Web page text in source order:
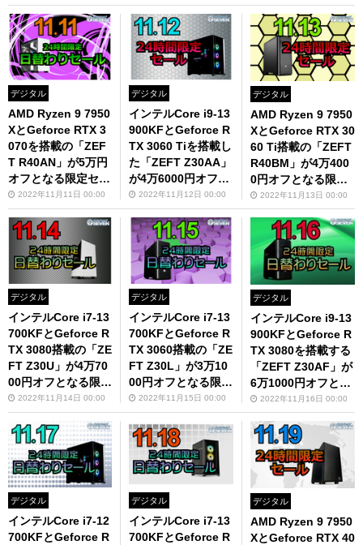
中
催！
デジタル
AMD Ryzen 9 7950
XとGeforce RTX 3
070を搭載の「ZEF
T R40AN」が5万円
オフとなる限定セー
ルを開催！
2022年11月11日 00:00
デジタル
インテルCore i9-13
900KFとGeforce R
TX 3060 Tiを搭載し
た「ZEFT Z30AA」
が4万6000円オフに
なる限定セール開催
中
2022年11月12日 00:00
デジタル
AMD Ryzen 9 7950
XとGeforce RTX 30
60 Ti搭載の「ZEFT
R40BM」が4万400
0円オフとなる限定
セールを開催！
2022年11月13日 00:00
デジタル
インテルCore i7-13
700KFとGeforce R
TX 3080搭載の「ZE
FT Z30U」が4万70
00円オフとなる限定
セールを開催！
2022年11月14日 00:00
デジタル
インテルCore i7-13
700KFとGeforce R
TX 3060搭載の「ZE
FT Z30L」が3万10
00円オフとなる限定
セールを開催！
2022年11月15日 00:00
デジタル
インテルCore i9-13
900KFとGeforce R
TX 3080を搭載する
「ZEFT Z30AF」が
6万1000円オフとな
るセール開催！
2022年11月16日 00:00
デジタル
インテルCore i7-12
700KFとGeforce R
デジタル
インテルCore i7-13
700KFとGeforce R
デジタル
AMD Ryzen 9 7950
XとGeforce RTX 40